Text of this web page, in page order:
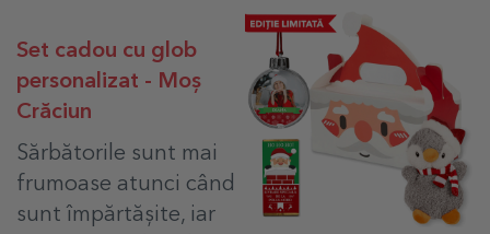
Set cadou cu glob
personalizat - Moș
Crăciun
Sărbătorile sunt mai
frumoase atunci când
sunt împărtășite, iar